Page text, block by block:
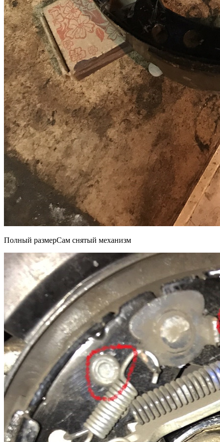
Полный размерСам снятый механизм